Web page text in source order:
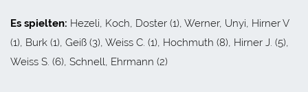
Es spielten: Hezeli, Koch, Doster (1), Werner, Unyi, Hirner V
(1), Burk (1), Geiß (3), Weiss C. (1), Hochmuth (8), Hirner J. (5),
Weiss S. (6), Schnell, Ehrmann (2)